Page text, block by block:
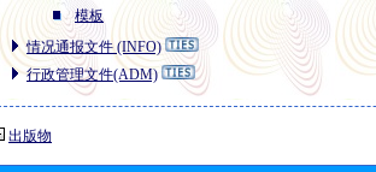
模板
情况通报文件 (INFO)
行政管理文件(ADM)
出版物